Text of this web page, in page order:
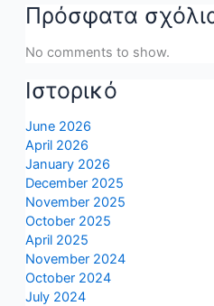
Πρόσφατα
No comments to show.
Ιστορικό
June 2026
April 2026
January 2026
December 2025
November 2025
October 2025
April 2025
November 2024
October 2024
July 2024